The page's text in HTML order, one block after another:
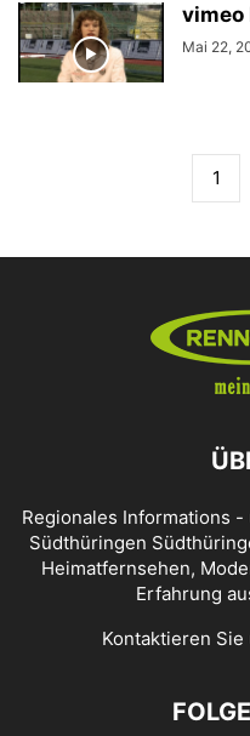
vimeo
Mai 22,
1
Regionales Informations
Südthüringen
Heimatfernsehen,
Erfahrung
Kontaktieren Sie